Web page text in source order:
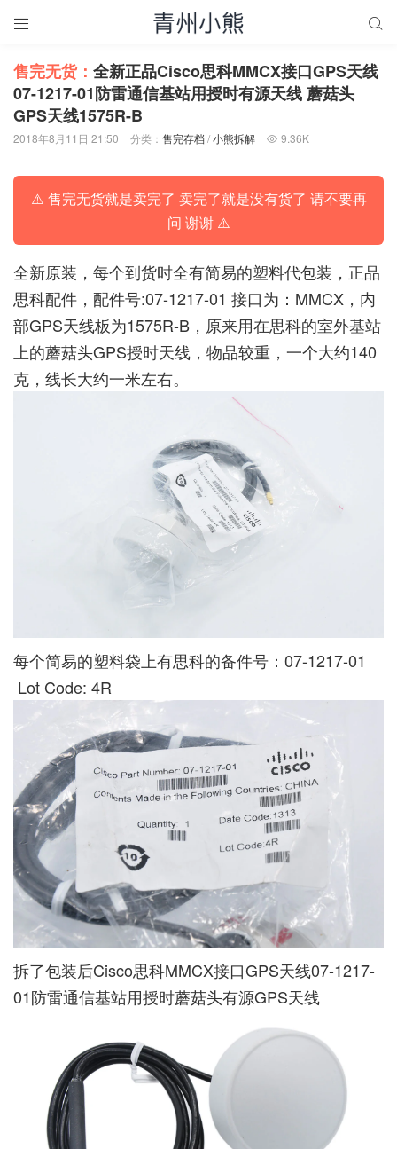
 
售完无货： 全新正品Cisco思科MMCX接口GPS天线
07-1217-01防雷通信基站用授时有源天线 蘑菇头
GPS天线1575R-B
2018年8月11日 21:50 分类： 售完存档/小熊拆解  9.36K
⚠️ 售完无货就是卖完了 卖完了就是没有货了 请不要再
问 谢谢 ⚠️
全新原装，每个到货时全有简易的塑料代包装，正品
思科配件，配件号:07-1217-01 接口为：MMCX，内
部GPS天线板为1575R-B，原来用在思科的室外基站
上的蘑菇头GPS授时天线，物品较重，一个大约140
克，线长大约一米左右。
每个简易的塑料袋上有思科的备件号：07-1217-01
Lot Code: 4R
拆了包装后Cisco思科MMCX接口GPS天线07-1217-
01防雷通信基站用授时蘑菇头有源GPS天线